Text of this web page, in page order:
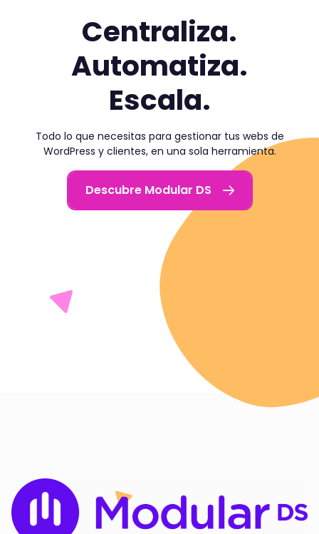
Centraliza.
Automatiza.
Escala.
Todo lo que necesitas para gestionar tus webs de
WordPress y clientes, en una sola herramienta.
Descubre Modular DS